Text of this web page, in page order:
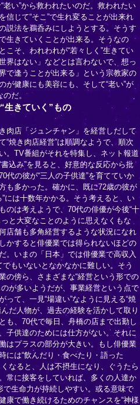
老い”から救われたいのだ。救われたい
信じて“そこ”で生れ変ることが出来れ
説法を鵜呑みにしようとする。そうす
生きていくことが出来る。そうなの
こそ、われわれが“若々しく”生きてい
界はない」などとは言わないで、想っ
で逢うことが出来る」という宗教家の
が健康にも美容にも、そして“老い”が
だ。
生きていく”もの
肉店「ジュンチャン」を経営しだして
焼き肉店経営”は順調なようで、順次
。TV番組がそれを特集し、ネット報道
込み”を見ると、好意的な反応から批
代の彼が“三人の子供達”を育てていか
も多かった。確かに、既に72歳の彼が
には十数年かかる。そう考えると、い
のは考えようで、70代の俳優が今後“十
と大変なことのように思えなくもな
店舗も多角経営するような状況になれ
かすると俳優業では得られないほどの
。いまの「日本」では俳優業で高収入
もいないとなかなかに難しい。そう
の傍ら、さまざまな“経営という形での
が多いようだが、事業経営という点で
て、一見“場違い”なように見える“焼
だ人物が、過去の経験を活かして取り
、70代で毎日、舟橋の店まで出勤し
子供達のためには仕方がない。それに
はプラスの部分が大きい。もし俳優業
には“飲んだり・食べたり・語った
なると、人は不摂生になり、ぐうたら
常に接客をしていれば、多くの人達か
で生命力が持続しやすい。或る意味で
康で働き続けるためのチャンスを“神様